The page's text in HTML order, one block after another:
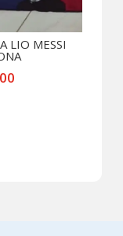
LIO MESSI